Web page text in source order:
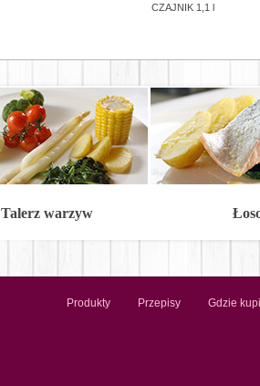
CZAJNIK 1,1 l
Talerz warzyw
Produkty Przepisy Gdzie